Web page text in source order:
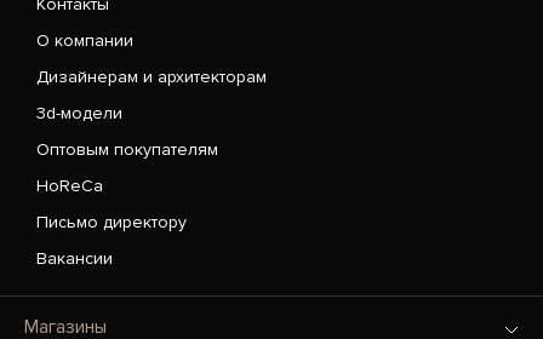
Контакты
О компании
Дизайнерам и архитекторам
3d-модели
Оптовым покупателям
HoReCa
Письмо директору
Вакансии
Магазины